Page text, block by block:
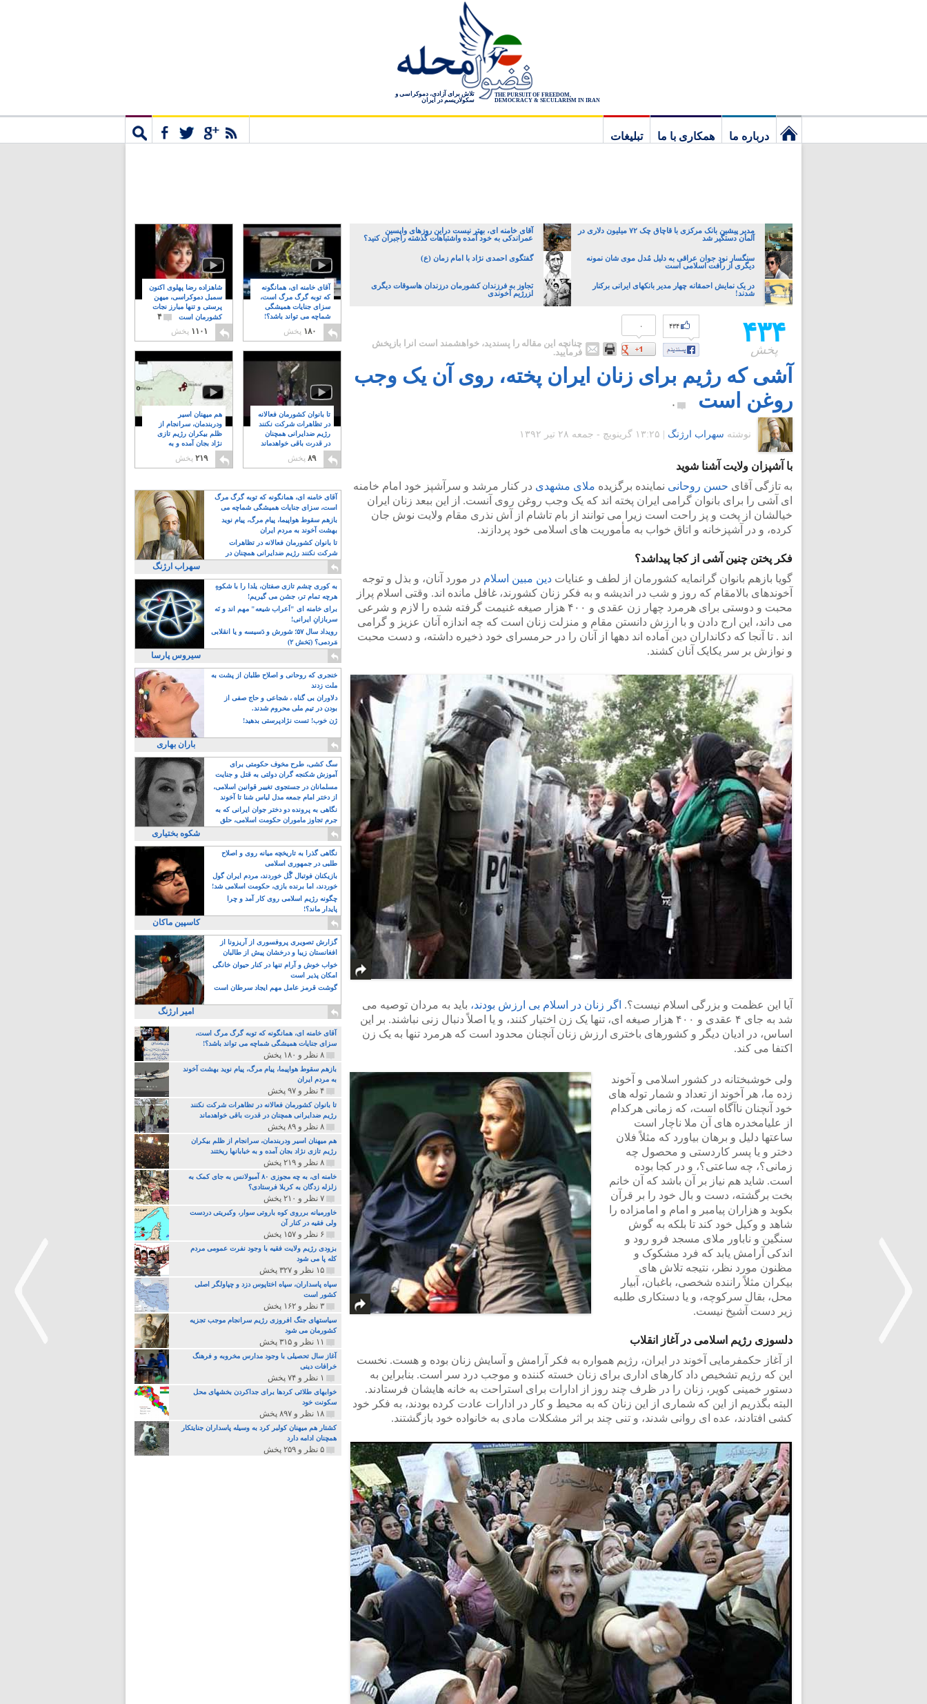
THE PURSUIT OF FREEDOM,
DEMOCRACY & SECULARISM IN IRAN
تلاش برای آزادی، دموکراسی و
سکولاریسم در ایران
درباره ما همکاری با ما
تبلیغات
مدیر پیشین بانک مرکزی با قاچاق چک ۷۲ میلیون دلاری در
آلمان دستگیر شد
آقای خامنه ای، بهتر نیست دراین روزهای واپسین
عمراندکی به خود آمده واشتباهات گذشته راجبران کنید؟
سنگسار نود جوان عراقی به دلیل مُدل موی شان نمونه
دیگری از رأفت اسلامی است
گفتگوی احمدی نژاد با امام زمان (ع)
در یک نمایش احمقانه چهار مدیر بانکهای ایرانی برکنار
شدند!
تجاوز به فرزندان کشورمان درزندان هاسوقات دیگری
ا‍زرژیم آخوندی
۴۳۴
پخش
۰ ۴۳۴
چنانچه این مقاله را پسندید، خواهشمند است آنرا بازپخش
فرمایید.
آشی که رژیم برای زنان ایران پخته، روی آن یک وجب
روغن است
۰
نوشته سهراب ارژنگ ۱۳:۲۵ گرينويچ - جمعه ۲۸ تیر ۱۳۹۲
با آشپزان ولایت آشنا شوید
به تازگی آقای حسن روحانی نماینده برگزیده ملای مشهدی در کنار مرشد و سرآشپز خود امام خامنه
ای آشی را برای بانوان گرامی ایران پخته اند که یک وجب روغن روی آنست. از این ببعد زنان ایران
خیالشان از پخت و پز راحت است زیرا می توانند از بام تاشام از آش نذری مقام ولایت نوش جان
کرده، و در آشپزخانه و اتاق خواب به مأموریت های اسلامی خود پردازند.
فکر پختن چنین آشی از کجا پیداشد؟
گویا بازهم بانوان گرانمایه کشورمان از لطف و عنایات دین مبین اسلام در مورد آنان، و بذل و توجه
آخوندهای بالامقام که روز و شب در اندیشه و به فکر زنان کشورند، غافل مانده اند. وقتی اسلام پراز
محبت و دوستی برای هرمرد چهار زن عقدی و ۴۰۰ هزار صیغه غنیمت گرفته شده را لازم و شرعی
می داند، این ارج دادن و با ارزش دانستن مقام و منزلت زنان است که چه اندازه آنان عزیز و گرامی
اند . تا آنجا که دکانداران دین آماده اند دهها از آنان را در حرمسرای خود ذخیره داشته، و دست محبت
و نوازش بر سر یکایک آنان کشند.
آیا این عظمت و بزرگی اسلام نیست؟. اگر زنان در اسلام بی ارزش بودند، باید به مردان توصیه می
شد به جای ۴ عقدی و ۴۰۰ هزار صیغه ای، تنها یک زن اختیار کنند، و یا اصلاً دنبال زنی نباشند. بر این
اساس، در ادیان دیگر و کشورهای باختری ارزش زنان آنچنان محدود است که هرمرد تنها به یک زن
اکتفا می کند.
ولی خوشبختانه در کشور اسلامی و آخوند
زده ما، هر آخوند از تعداد و شمار توله های
خود آنچنان ناآگاه است، که زمانی هرکدام
از علیامخدره های آن ملا ناچار است
ساعتها دلیل و برهان بیاورد که مثلاً فلان
دختر و یا پسر کاردستی و محصول چه
زمانی؟، چه ساعتی؟، و در کجا بوده
است. شاید هم نیاز بر آن باشد که آن خانم
بخت برگشته، دست و بال خود را بر قرآن
بکوبد و هزاران پیامبر و امام و امامزاده را
شاهد و وکیل خود کند تا بلکه به گوش
سنگین و ناباور ملای مسجد فرو رود و
اندکی آرامش یابد که فرد مشکوک و
مظنون مورد نظر، نتیجه تلاش های
بیکران مثلاً راننده شخصی، باغبان، آبیار
محل، بقال سرکوچه، و یا دستکاری طلبه
زیر دست آشیخ نیست.
دلسوزی رژیم اسلامی در آغاز انقلاب
از آغاز حکمفرمایی آخوند در ایران، رژیم همواره به فکر آرامش و آسایش زنان بوده و هست. نخست
این که رژیم تشخیص داد کارهای اداری برای زنان خسته کننده و موجب درد سر است. بنابراین به
دستور خمینی کویر، زنان را در ظرف چند روز از ادارات برای استراحت به خانه هایشان فرستادند.
البته بگذریم از این که شماری از این زنان که به محیط و کار در ادارات عادت کرده بودند، به فکر خود
کشی افتادند، عده ای روانی شدند، و تنی چند بر اثر مشکلات مادی به خانواده خود بازگشتند.
شاهزاده رضا پهلوی اکنون
سمبل دموکراسی، میهن
پرستی و تنها مبارز نجات
کشورمان است
۴
۱۱۰۱ پخش
آقای خامنه ای، همانگونه
که توبه گرگ مرگ است،
سزای جنایات همیشگی
شماچه می تواند باشد؟!
۸
۱۸۰ پخش
هم میهنان اسیر
ودربندمان، سرانجام از
ظلم بیکران رژیم تازی
نژاد بجان آمده و به
۲۱۹ پخش
تا بانوان کشورمان فعالانه
در تظاهرات شرکت نکنند
رژیم ضدایرانی همچنان
در قدرت باقی خواهدماند
۸
۸۹ پخش
آقای خامنه ای، همانگونه که توبه گرگ مرگ
است، سزای جنایات همیشگی شماچه می
تواند باشد؟!
بازهم سقوط هواپیما، پیام مرگ، پیام نوید
بهشت آخوند به مردم ایران
تا بانوان کشورمان فعالانه در تظاهرات
شرکت نکنند رژیم ضدایرانی همچنان در
قدرت باقی خواهدماند
سهراب ارژنگ
به کوری چشم تازی صفتان، یلدا را با شکوهِ
هرچه تمام تر، جشن می گیریم!
برای خامنه ای "اَعراب شیعه" مهم اند و نَه
سربازانِ ایرانی!
رویداد سال ۵۷؛ شورش و دَسیسه و یا انقلابی
مَردمی؟ (بَخش ۲)
سیروس پارسا
خنجری که روحانی و اصلاح طلبان از پشت به
ملت زدند
دلاوران بی گناه ، شجاعی و حاج صفی از
بودن در تیم ملی محروم شدند.
ژن خوب! تست نژادپرستی بدهید!
باران بهاری
سگ کشی، طرح مخوف حکومتی برای
آموزش شکنجه گران دولتی به قتل و جنایت
بیشتر
مسلمانان در جستجوی تغییر قوانین اسلامی،
از دختر امام جمعه مدل لباس شنا تا آخوند
مسلمان همجنسگرا!
نگاهی به پرونده دو دختر جوان ایرانی که به
جرم تجاوز ماموران حکومت اسلامی، حلق
آویز شدند!
شکوه بختیاری
نگاهی گذرا به تاریخچه میانه روی و اصلاح
طلبی در جمهوری اسلامی
بازیکنان فوتبال گًل خوردند، مردم ایران گول
خوردند، اما برنده بازی، حکومت اسلامی شد!
چگونه رژیم اسلامی روی کار آمد و چرا
پایدار ماند؟!
کاسپین ماکان
گزارش تصویری پروفسوری از آریزونا از
افغانستان زیبا و درخشان پیش از طالبان
خواب خوش و آرام تنها در کنار حیوان خانگی
امکان پذیر است
گوشت قرمز عامل مهم ایجاد سرطان است
امیر ارژنگ
آقای خامنه ای، همانگونه که توبه گرگ مرگ است،
سزای جنایات همیشگی شماچه می تواند باشد؟!
۸ نظر و ۱۸۰ پخش
بازهم سقوط هواپیما، پیام مرگ، پیام نوید بهشت آخوند
به مردم ایران
۴ نظر و ۹۷ پخش
تا بانوان کشورمان فعالانه در تظاهرات شرکت نکنند
رژیم ضدایرانی همچنان در قدرت باقی خواهدماند
۸ نظر و ۸۹ پخش
هم میهنان اسیر ودربندمان، سرانجام از ظلم بیکران
رژیم تازی نژاد بجان آمده و به خبابانها ریختند
۸ نظر و ۲۱۹ پخش
خامنه ای، به چه مجوزی ۸۰ آمبولانس به جای کمک به
زلزله زدگان به کربلا فرستادی؟
۷ نظر و ۲۱۰ پخش
خاورمیانه برروی کوه باروتی سوار، وکبریتی دردست
ولی فقیه در کنار آن
۶ نظر و ۱۵۷ پخش
بزودی رژیم ولایت فقیه با وجود نفرت عمومی مردم
کله پا می شود
۱۵ نظر و ۳۲۷ پخش
سپاه پاسداران، سپاه اختاپوس دزد و چپاولگر اصلی
کشور است
۳ نظر و ۱۶۲ پخش
سیاستهای جنگ افروزی رژیم سرانجام موجب تجزیه
کشورمان می شود
۱۱ نظر و ۳۱۵ پخش
آغاز سال تحصیلی با وجود مدارس مخروبه و فرهنگ
خرافات دینی
۱ نظر و ۷۴ پخش
خوابهای طلائی کردها برای جداکردن بخشهای محل
سکونت خود
۱۸ نظر و ۸۹۷ پخش
کشتار هم میهنان کولبر کرد به وسیله پاسداران جنایتکار
همچنان ادامه دارد
۵ نظر و ۲۵۹ پخش